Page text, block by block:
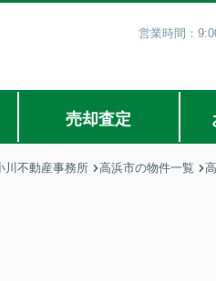
営業時間：
売却査定
川不動産事務所 高浜市の物件一覧